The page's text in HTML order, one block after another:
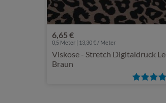
6,65 €
0,5 Meter | 13,30 € / Meter
Viskose - Stretch Digitaldruck
Braun